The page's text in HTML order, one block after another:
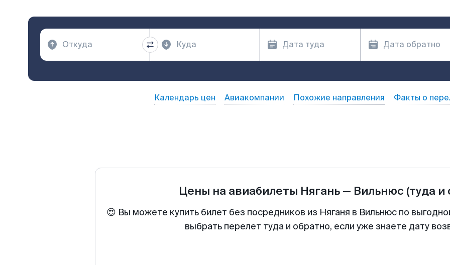
Календарь цен Авиакомпании Похожие направления Факты о
Цены на авиабилеты Нягань — Вильнюс (туда и
😍 Вы можете купить билет без посредников из Няганя в Вильнюс по
выбрать перелет туда и обратно, если уже знаете дату